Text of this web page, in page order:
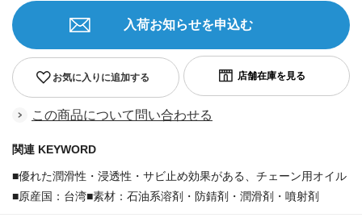
お気に入りに追加する
入荷お知らせを申込む
この商品について問い合わせる
関連 KEYWORD
■優れた潤滑性・浸透性・サビ止め効果がある、チェーン用オイル
■原産国：台湾■素材：石油系溶剤・防錆剤・潤滑剤・噴射剤